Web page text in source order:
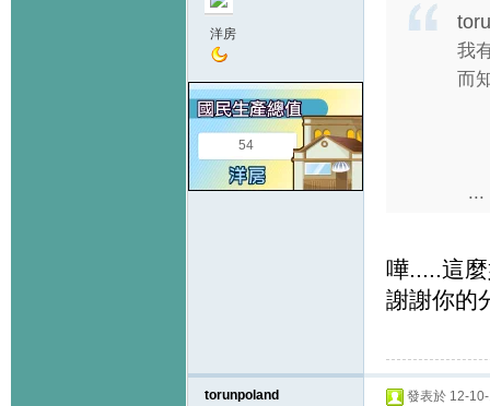
洋房
54
我
而
...
嘩.....這
謝謝你的
torunpoland 發表於 12-